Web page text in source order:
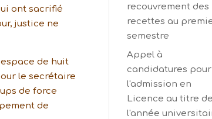
ont sacrifié
justice ne
de huit
le secrétaire
de force
de
recouvrement des
recettes au
semestre
Appel à
candidatures pour
l'admission en
Licence au titre de
l'année